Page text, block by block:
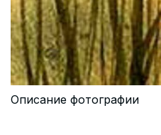
Описание фотографии